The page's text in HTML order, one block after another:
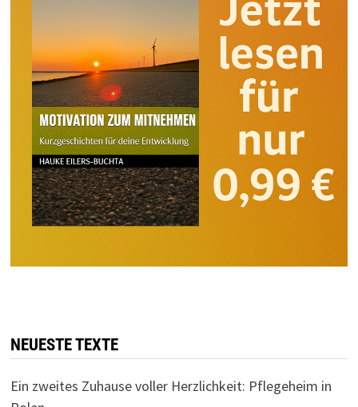
NEUESTE TEXTE
Ein zweites Zuhause voller Herzlichkeit: Pflegeheim in